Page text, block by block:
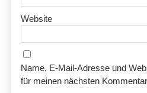
Website
Name, E-Mail-Adresse und
für meinen nächsten